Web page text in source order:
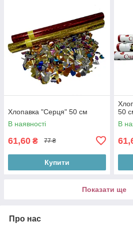
Хлопавка "Серця" 50 см
В наявності
61,60 ₴ 77 ₴
Купити
50
В
Показати ще
Про нас